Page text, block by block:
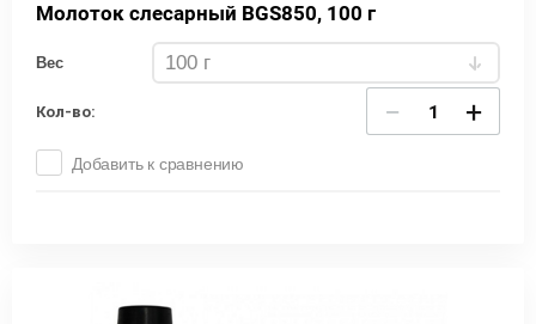
Молоток слесарный BGS850, 100 г
Вес
Кол-во: − +
Добавить к сравнению